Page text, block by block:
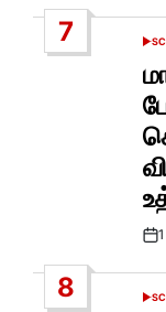
7
8